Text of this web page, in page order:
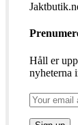
Håll er
nyheterna